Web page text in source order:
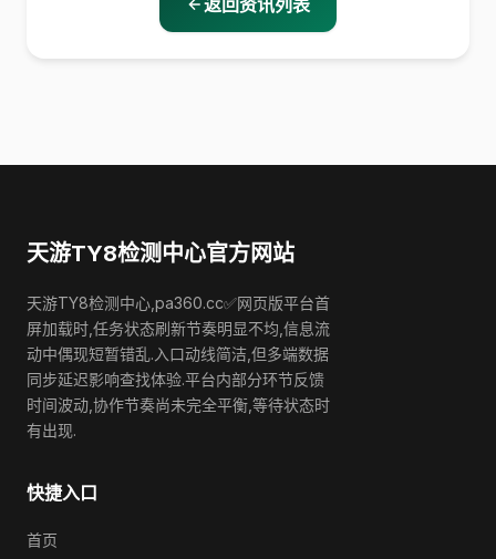
返回资讯列表
天游TY8检测中心官方网站
天游TY8检测中心,pa360.cc✅网页版平台首
屏加载时,任务状态刷新节奏明显不均,信息流
动中偶现短暂错乱.入口动线简洁,但多端数据
同步延迟影响查找体验.平台内部分环节反馈
时间波动,协作节奏尚未完全平衡,等待状态时
有出现.
快捷入口
首页